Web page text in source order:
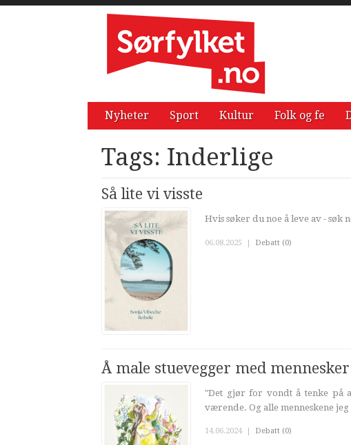
Nyheter Sport Kultur Folk og fe
Tags: Inderlige
Så lite vi visste
Hvis søker du noe å leve av - søk
06.08.2025 | Debatt (0)
Å male stuevegger med
"Det gjør for vondt å tenke på
værende. Og alle menneskene jeg
14.06.2024 Debatt (0)